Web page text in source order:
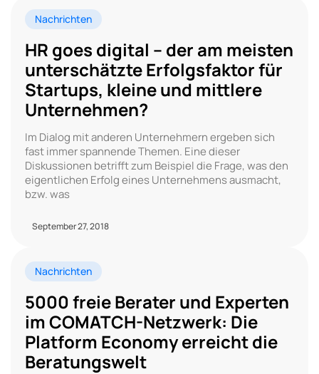
Nachrichten
HR goes digital – der am meisten
unterschätzte Erfolgsfaktor für
Startups, kleine und mittlere
Unternehmen?
Im Dialog mit anderen Unternehmern ergeben sich
fast immer spannende Themen. Eine dieser
Diskussionen betrifft zum Beispiel die Frage, was den
eigentlichen Erfolg eines Unternehmens ausmacht,
bzw. was
September 27, 2018
Nachrichten
5000 freie Berater und Experten
im COMATCH-Netzwerk: Die
Platform Economy erreicht die
Beratungswelt